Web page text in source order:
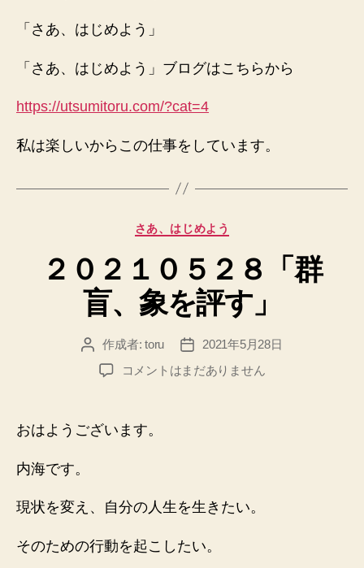
「さあ、はじめよう」
「さあ、はじめよう」ブログはこちらから
https://utsumitoru.com/?cat=4
私は楽しいからこの仕事をしています。
カ
ゴ
リ
ー
さあ、はじめよう
２０２１０５２８「群
盲、象を評す」
投
稿
作成者:toru
投
稿
日
2021年5月28日
２
１
０
「群
象
コメントはまだありません
おはようございます。
内海です。
現状を変え、自分の人生を生きたい。
そのための行動を起こしたい。